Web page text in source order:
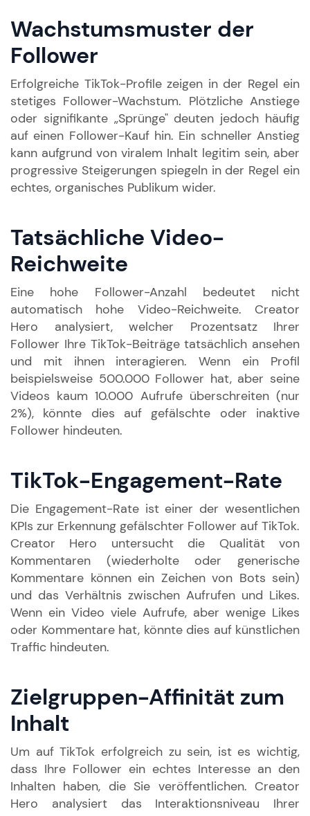
Wachstumsmuster der
Follower
Erfolgreiche TikTok-Profile zeigen in der Regel ein
stetiges Follower-Wachstum. Plötzliche Anstiege
oder signifikante „Sprünge" deuten jedoch häufig
auf einen Follower-Kauf hin. Ein schneller Anstieg
kann aufgrund von viralem Inhalt legitim sein, aber
progressive Steigerungen spiegeln in der Regel ein
echtes, organisches Publikum wider.
Tatsächliche Video-
Reichweite
Eine hohe Follower-Anzahl bedeutet nicht
automatisch hohe Video-Reichweite. Creator
Hero analysiert, welcher Prozentsatz Ihrer
Follower Ihre TikTok-Beiträge tatsächlich ansehen
und mit ihnen interagieren. Wenn ein Profil
beispielsweise 500.000 Follower hat, aber seine
Videos kaum 10.000 Aufrufe überschreiten (nur
2%), könnte dies auf gefälschte oder inaktive
Follower hindeuten.
TikTok-Engagement-Rate
Die Engagement-Rate ist einer der wesentlichen
KPIs zur Erkennung gefälschter Follower auf TikTok.
Creator Hero untersucht die Qualität von
Kommentaren (wiederholte oder generische
Kommentare können ein Zeichen von Bots sein)
und das Verhältnis zwischen Aufrufen und Likes.
Wenn ein Video viele Aufrufe, aber wenige Likes
oder Kommentare hat, könnte dies auf künstlichen
Traffic hindeuten.
Zielgruppen-Affinität zum
Inhalt
Um auf TikTok erfolgreich zu sein, ist es wichtig,
dass Ihre Follower ein echtes Interesse an den
Inhalten haben, die Sie veröffentlichen. Creator
Hero analysiert das Interaktionsniveau Ihrer